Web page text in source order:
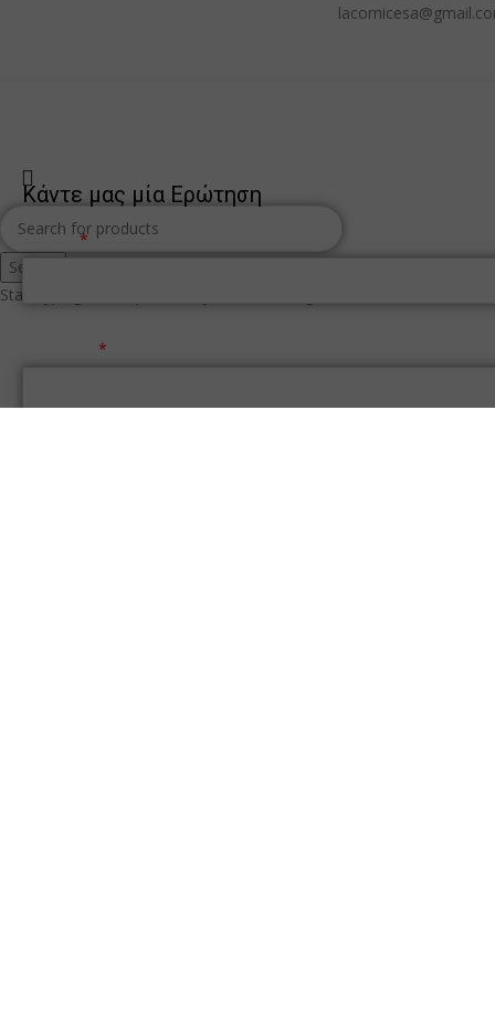
Search
Start typing to see products you are looking for.
Κάντε μας μία Ερώτηση
Όνομα